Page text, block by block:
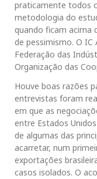
praticamente todos
metodologia do
quando ficam acima
de pessimismo. O IC
Federação das
Organização das
Houve boas razões
entrevistas foram
em que as
entre Estados
de algumas das
acarretar, num
exportações
casos isolados. O